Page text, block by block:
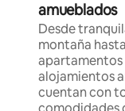
amueblados
Desde
montaña
apartamentos
alojamientos
cuentan con